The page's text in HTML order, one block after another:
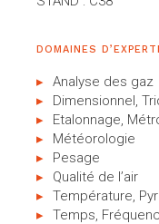
DOMAINES
Analyse des gaz
Dimensionnel,
Etalonnage,
Météorologie
Pesage
Qualité de l’air
Température,
Temps,